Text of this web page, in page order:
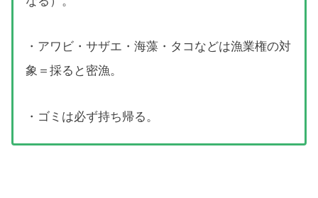
・アワビ・サザエ・海藻・タコなどは漁業権の対
象＝採ると密漁。
・ゴミは必ず持ち帰る。